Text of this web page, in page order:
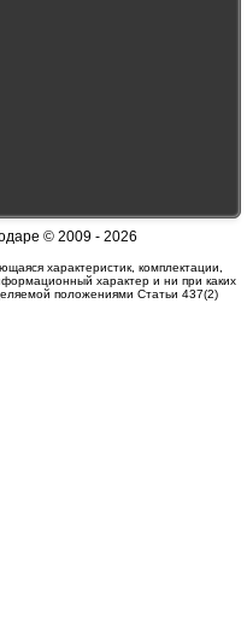
© 2009 - 2026
характеристик, комплектации,
характер и ни при каких
положениями Статьи 437(2)